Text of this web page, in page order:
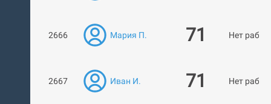
2666 Мария П. 71 Нет работ
2667 Иван И. 71 Нет работ